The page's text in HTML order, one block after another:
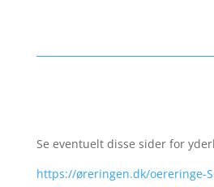
Se eventuelt disse sider for
https://øreringen.dk/oereringe-